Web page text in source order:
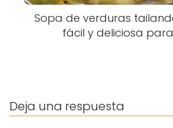
Sopa de verduras
fácil y deliciosa
Deja una respuesta